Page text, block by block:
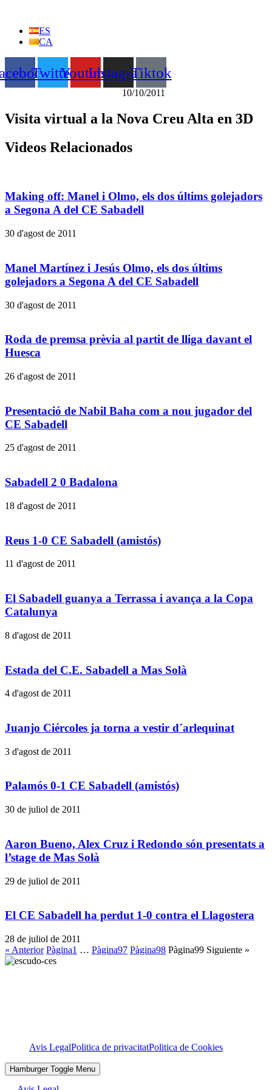
contingutES
CA
TwitterYoutubeInstagramTiktok
10/10/2011
Visita virtual a la Nova Creu Alta en 3D
Videos Relacionados
Making off: Manel i Olmo, els dos últims golejadors
a Segona A del CE Sabadell
30 d'agost de 2011
Manel Martínez i Jesús Olmo, els dos últims
golejadors a Segona A del CE Sabadell
30 d'agost de 2011
Roda de premsa prèvia al partit de lliga davant el
Huesca
26 d'agost de 2011
Presentació de Nabil Baha com a nou jugador del
CE Sabadell
25 d'agost de 2011
Sabadell 2 0 Badalona
18 d'agost de 2011
Reus 1-0 CE Sabadell (amistós)
11 d'agost de 2011
El Sabadell guanya a Terrassa i avança a la Copa
Catalunya
8 d'agost de 2011
Estada del C.E. Sabadell a Mas Solà
4 d'agost de 2011
Juanjo Ciércoles ja torna a vestir d´arlequinat
3 d'agost de 2011
Palamós 0-1 CE Sabadell (amistós)
30 de juliol de 2011
Aaron Bueno, Alex Cruz i Redondo són presentats a
l’stage de Mas Solà
29 de juliol de 2011
El CE Sabadell ha perdut 1-0 contra el Llagostera
28 de juliol de 2011
« Anterior Pàgina1 … Pàgina97 Pàgina98 Pàgina99 Siguiente »
Avis LegalPolitica de privacitatPolitica de Cookies
Hamburger Toggle Menu